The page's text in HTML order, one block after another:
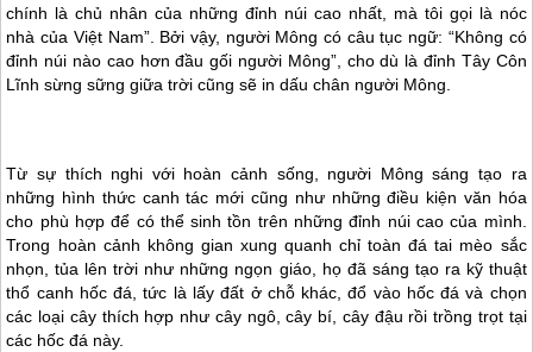
chính là chủ nhân của những đỉnh núi cao nhất, mà tôi gọi là nóc
nhà của Việt Nam”. Bởi vậy, người Mông có câu tục ngữ: “Không có
đỉnh núi nào cao hơn đầu gối người Mông”, cho dù là đỉnh Tây Côn
Lĩnh sừng sững giữa trời cũng sẽ in dấu chân người Mông.